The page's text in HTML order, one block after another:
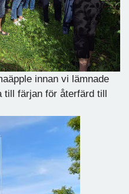
innan vi lämnade
till färjan för återfärd till